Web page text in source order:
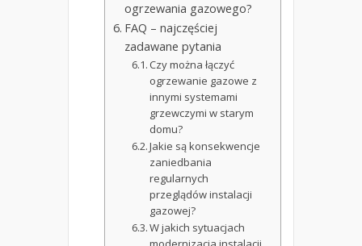
ogrzewania gazowego?
FAQ – najczęściej
zadawane pytania
Czy można łączyć
ogrzewanie gazowe z
innymi systemami
grzewczymi w starym
domu?
Jakie są konsekwencje
zaniedbania
regularnych
przeglądów instalacji
gazowej?
W jakich sytuacjach